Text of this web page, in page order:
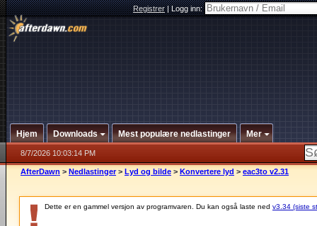
Registrer|Logg inn:
Hjem Downloads Mest populære nedlastinger Mer
8/7/2026 10:03:14 PM
AfterDawn > Nedlastinger > Lyd og bilde > Konvertere lyd > eac3to v2.31
Dette er en gammel versjon av programvaren. Du kan også laste ned v3.34 (siste